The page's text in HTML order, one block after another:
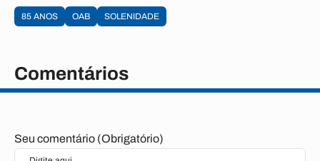
85 ANOS OAB SOLENIDADE
Comentários
Seu comentário (Obrigatório)